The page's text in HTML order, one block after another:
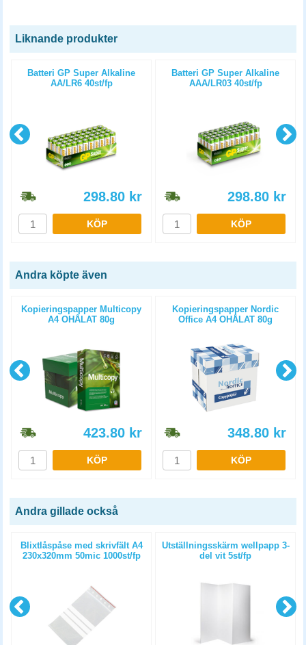
Liknande produkter
Batteri GP Super Alkaline
AA/LR6 40st/fp
298.80 kr
KÖP
Batteri GP Super Alkaline
AAA/LR03 40st/fp
298.80 kr
KÖP
Andra köpte även
Kopieringspapper Multicopy
A4 OHÅLAT 80g
423.80 kr
KÖP
Kopieringspapper Nordic
Office A4 OHÅLAT 80g
348.80 kr
KÖP
Andra gillade också
Blixtlåspåse med skrivfält A4
230x320mm 50mic 1000st/fp
Utställningsskärm wellpapp 3-
del vit 5st/fp